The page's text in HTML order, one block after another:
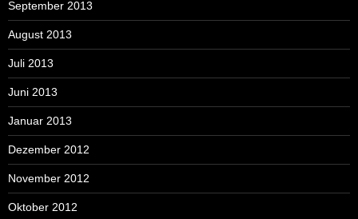
September 2013
August 2013
Juli 2013
Juni 2013
Januar 2013
Dezember 2012
November 2012
Oktober 2012